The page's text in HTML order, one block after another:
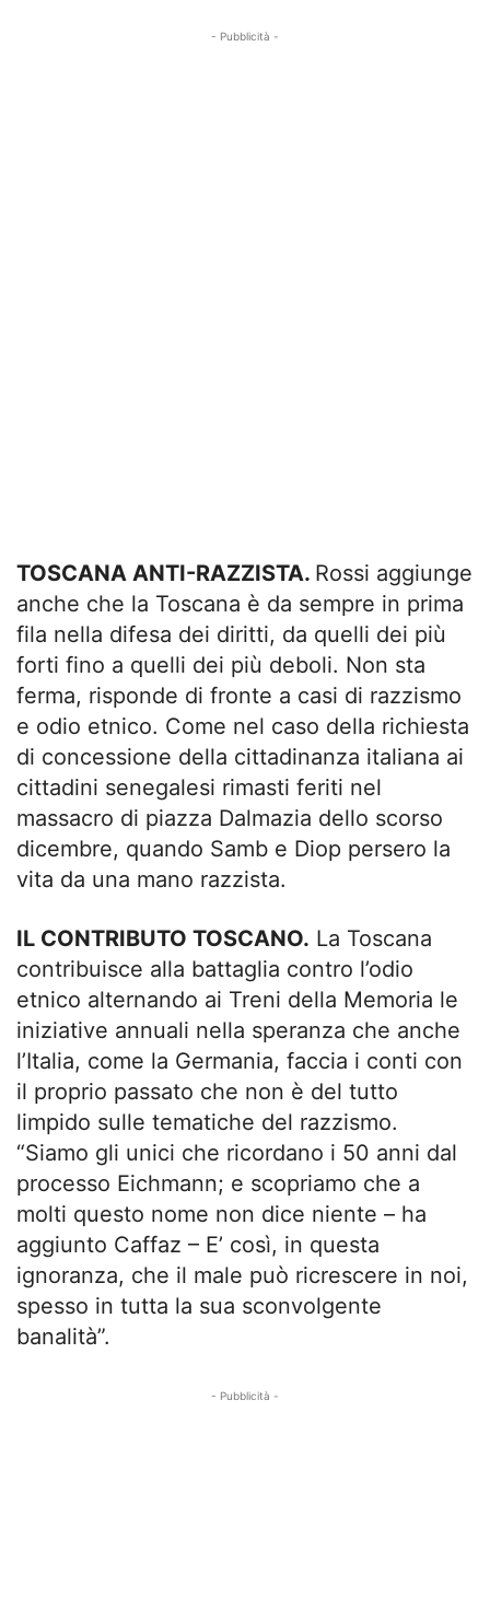
- Pubblicità -
TOSCANA ANTI-RAZZISTA. Rossi aggiunge
anche che la Toscana è da sempre in prima
fila nella difesa dei diritti, da quelli dei più
forti fino a quelli dei più deboli. Non sta
ferma, risponde di fronte a casi di razzismo
e odio etnico. Come nel caso della richiesta
di concessione della cittadinanza italiana ai
cittadini senegalesi rimasti feriti nel
massacro di piazza Dalmazia dello scorso
dicembre, quando Samb e Diop persero la
vita da una mano razzista.
IL CONTRIBUTO TOSCANO. La Toscana
contribuisce alla battaglia contro l’odio
etnico alternando ai Treni della Memoria le
iniziative annuali nella speranza che anche
l’Italia, come la Germania, faccia i conti con
il proprio passato che non è del tutto
limpido sulle tematiche del razzismo.
“Siamo gli unici che ricordano i 50 anni dal
processo Eichmann; e scopriamo che a
molti questo nome non dice niente – ha
aggiunto Caffaz – E’ così, in questa
ignoranza, che il male può ricrescere in noi,
spesso in tutta la sua sconvolgente
banalità”.
- Pubblicità -